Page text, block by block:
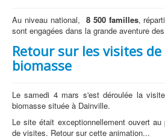
Au niveau national, 8 500 familles,
sont engagées dans la grande aventure
Retour sur les visites
biomasse
Le samedi 4 mars s'est déroulée la
biomasse située à Dainville.
Le site était exceptionnellement ouvert
de visites. Retour sur cette animation...